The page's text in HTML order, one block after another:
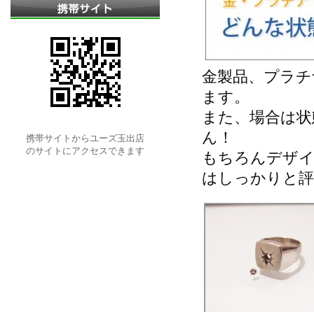
金製品、プラ
ます。
また、場合は
ん！
もちろんデザ
はしっかりと
携帯サイトからユーズ玉出店
のサイトにアクセスできます